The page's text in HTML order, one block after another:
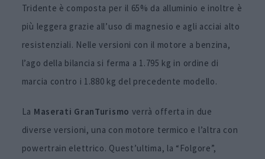
Tridente è composta per il 65% da alluminio e inoltre è
più leggera grazie all’uso di magnesio e agli acciai alto
resistenziali. Nelle versioni con il motore a benzina,
l’ago della bilancia si ferma a 1.795 kg in ordine di
marcia contro i 1.880 kg del precedente modello.
La Maserati GranTurismo verrà offerta in due
diverse versioni, una con motore termico e l’altra con
powertrain elettrico. Quest’ultima, la “Folgore”,